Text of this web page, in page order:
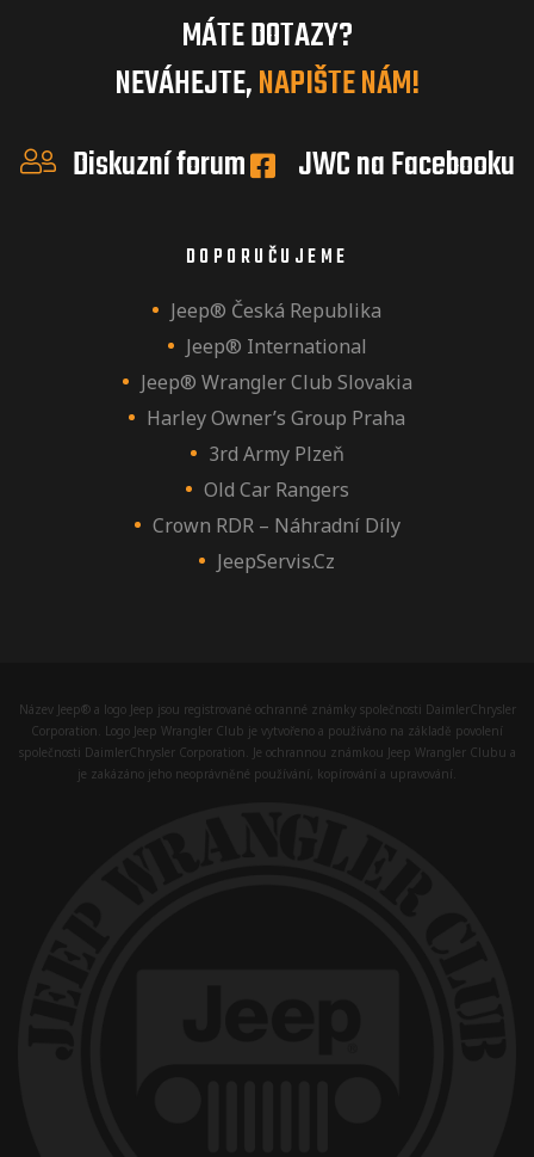
MÁTE DOTAZY?
NEVÁHEJTE,NAPIŠTE NÁM!
Diskuzní forum
JWC na Facebooku
DOPORUČUJEME
Jeep® Česká Republika
Jeep® International
Jeep® Wrangler Club Slovakia
Harley Owner’s Group Praha
3rd Army Plzeň
Old Car Rangers
Crown RDR – Náhradní Díly
JeepServis.cz
Název Jeep® a logo Jeep jsou registrované ochranné známky společnosti DaimlerChrysler
Corporation. Logo Jeep Wrangler Club je vytvořeno a používáno na základě povolení
společnosti DaimlerChrysler Corporation. Je ochrannou známkou Jeep Wrangler Clubu a
je zakázáno jeho neoprávněné používání, kopírování a upravování.